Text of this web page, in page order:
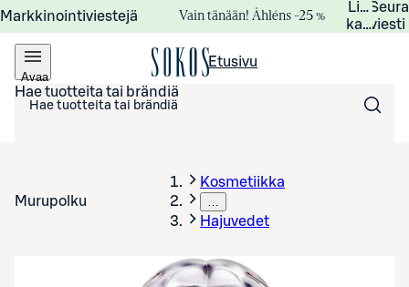
Markkinointiviestejä Vain tänään! Åhléns –25 %
viesti
Avaa
valikko
Etusivu
Hae tuotteita tai brändiä
Murupolku
Kosmetiikka
…
Hajuvedet